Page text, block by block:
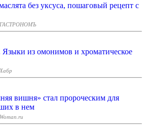
без уксуса, пошаговый рецепт с
| ГАСТРОНОМЪ
Языки из омонимов и хроматическое
| Хабр
вишня» стал пророческим для
в нем
| Woman.ru